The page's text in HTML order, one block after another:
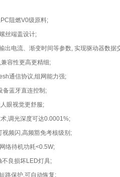
阻燃V0级原料;
丝端盖设计;
出电流、渐变时间等参数, 实现驱动器数据
容性更高更精细;
通信协议,组网能力强;
备蓝牙直连控制;
眼视觉更舒服;
,调光深度可达0.0001%;
频闪,高频豁免考核级别;
络待机功耗<0.5W;
不良损坏LED灯具;
路保护,可自动恢复;